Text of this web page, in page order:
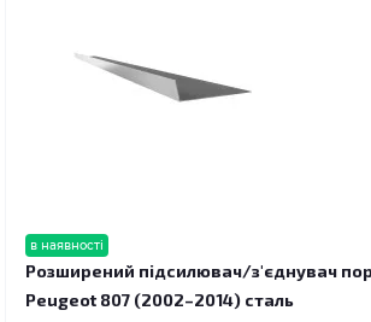
в наявності
Розширений підсилювач/з'єднувач
Peugeot 807 (2002–2014) сталь